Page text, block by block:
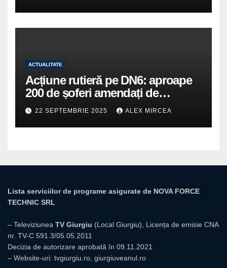
ACTUALITATE
Acțiune rutieră pe DN6: aproape
200 de șoferi amendați de
polițiștii din Mihăilești
22 SEPTEMBRIE 2025 ALEX MIRCEA
Lista serviciilor de programe asigurate de NOVA FORCE
TECHNIC SRL
– Televiziunea TV Giurgiu (Local Giurgiu), Licența de emisie CNA
nr. TV-C 591.3/05.05.2011
Decizia de autorizare aprobată în 09.11.2021
– Website-uri: tvgiurgiu.ro giurgiuveanul.ro